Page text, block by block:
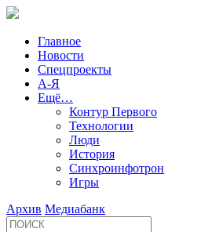
Главное
Новости
Спецпроекты
А-Я
Ещё…
Контур Первого
Технологии
Люди
История
Синхроинфотрон
Игры
Архив Медиабанк